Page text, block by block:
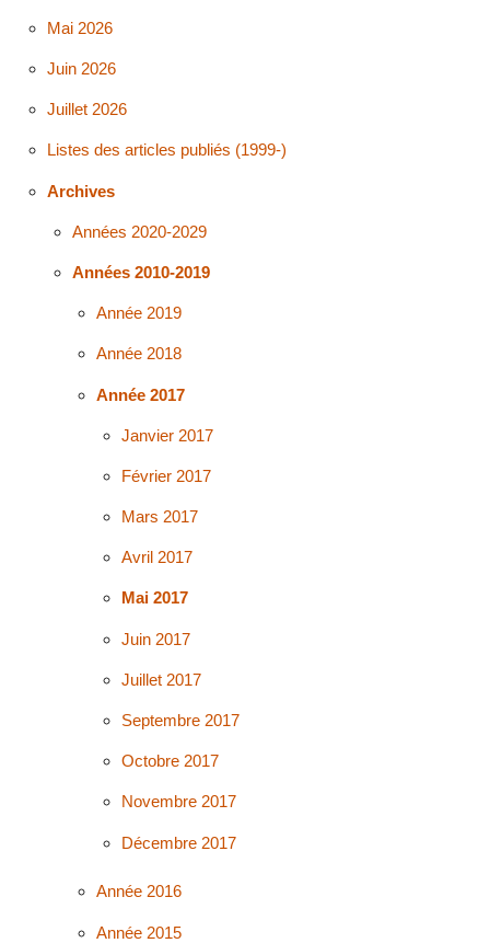
Mai 2026
Juin 2026
Juillet 2026
Listes des articles publiés (1999-)
Archives
Années 2020-2029
Années 2010-2019
Année 2019
Année 2018
Année 2017
Janvier 2017
Février 2017
Mars 2017
Avril 2017
Mai 2017
Juin 2017
Juillet 2017
Septembre 2017
Octobre 2017
Novembre 2017
Décembre 2017
Année 2016
Année 2015